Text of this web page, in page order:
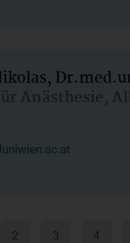
Anästhesie,
2 3 4